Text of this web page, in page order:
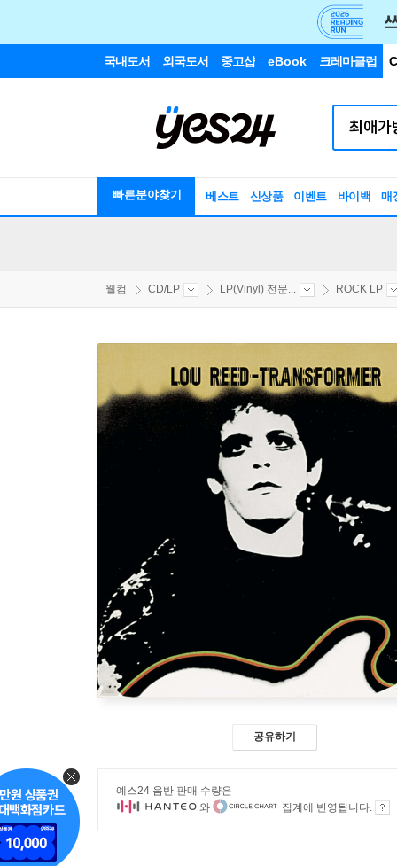
국내도서 외국도서 중고샵 eBook 크레마클럽
빠른분야찾기 베스트 신상품 이벤트 바이백 매
웰컴 CD/LP LP(Vinyl) 전문... ROCK LP
공유하기
예스24 음반 판매 수량은
와
집계에 반영됩니다.